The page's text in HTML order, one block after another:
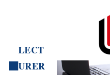
LECT
URER